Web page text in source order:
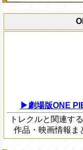
▶劇場版ONE
トレクルと関連す
作品・映画情報ま